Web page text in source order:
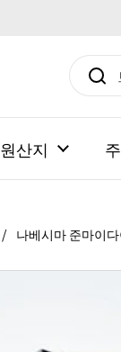
원산지
/ 나베시마 준마이